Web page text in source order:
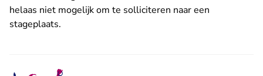
helaas niet mogelijk om te solliciteren naar een
stageplaats.